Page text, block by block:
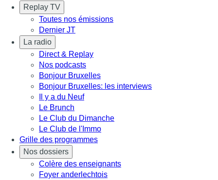
Replay TV
Toutes nos émissions
Dernier JT
La radio
Direct & Replay
Nos podcasts
Bonjour Bruxelles
Bonjour Bruxelles: les interviews
Il y a du Neuf
Le Brunch
Le Club du Dimanche
Le Club de l'Immo
Grille des programmes
Nos dossiers
Colère des enseignants
Foyer anderlechtois